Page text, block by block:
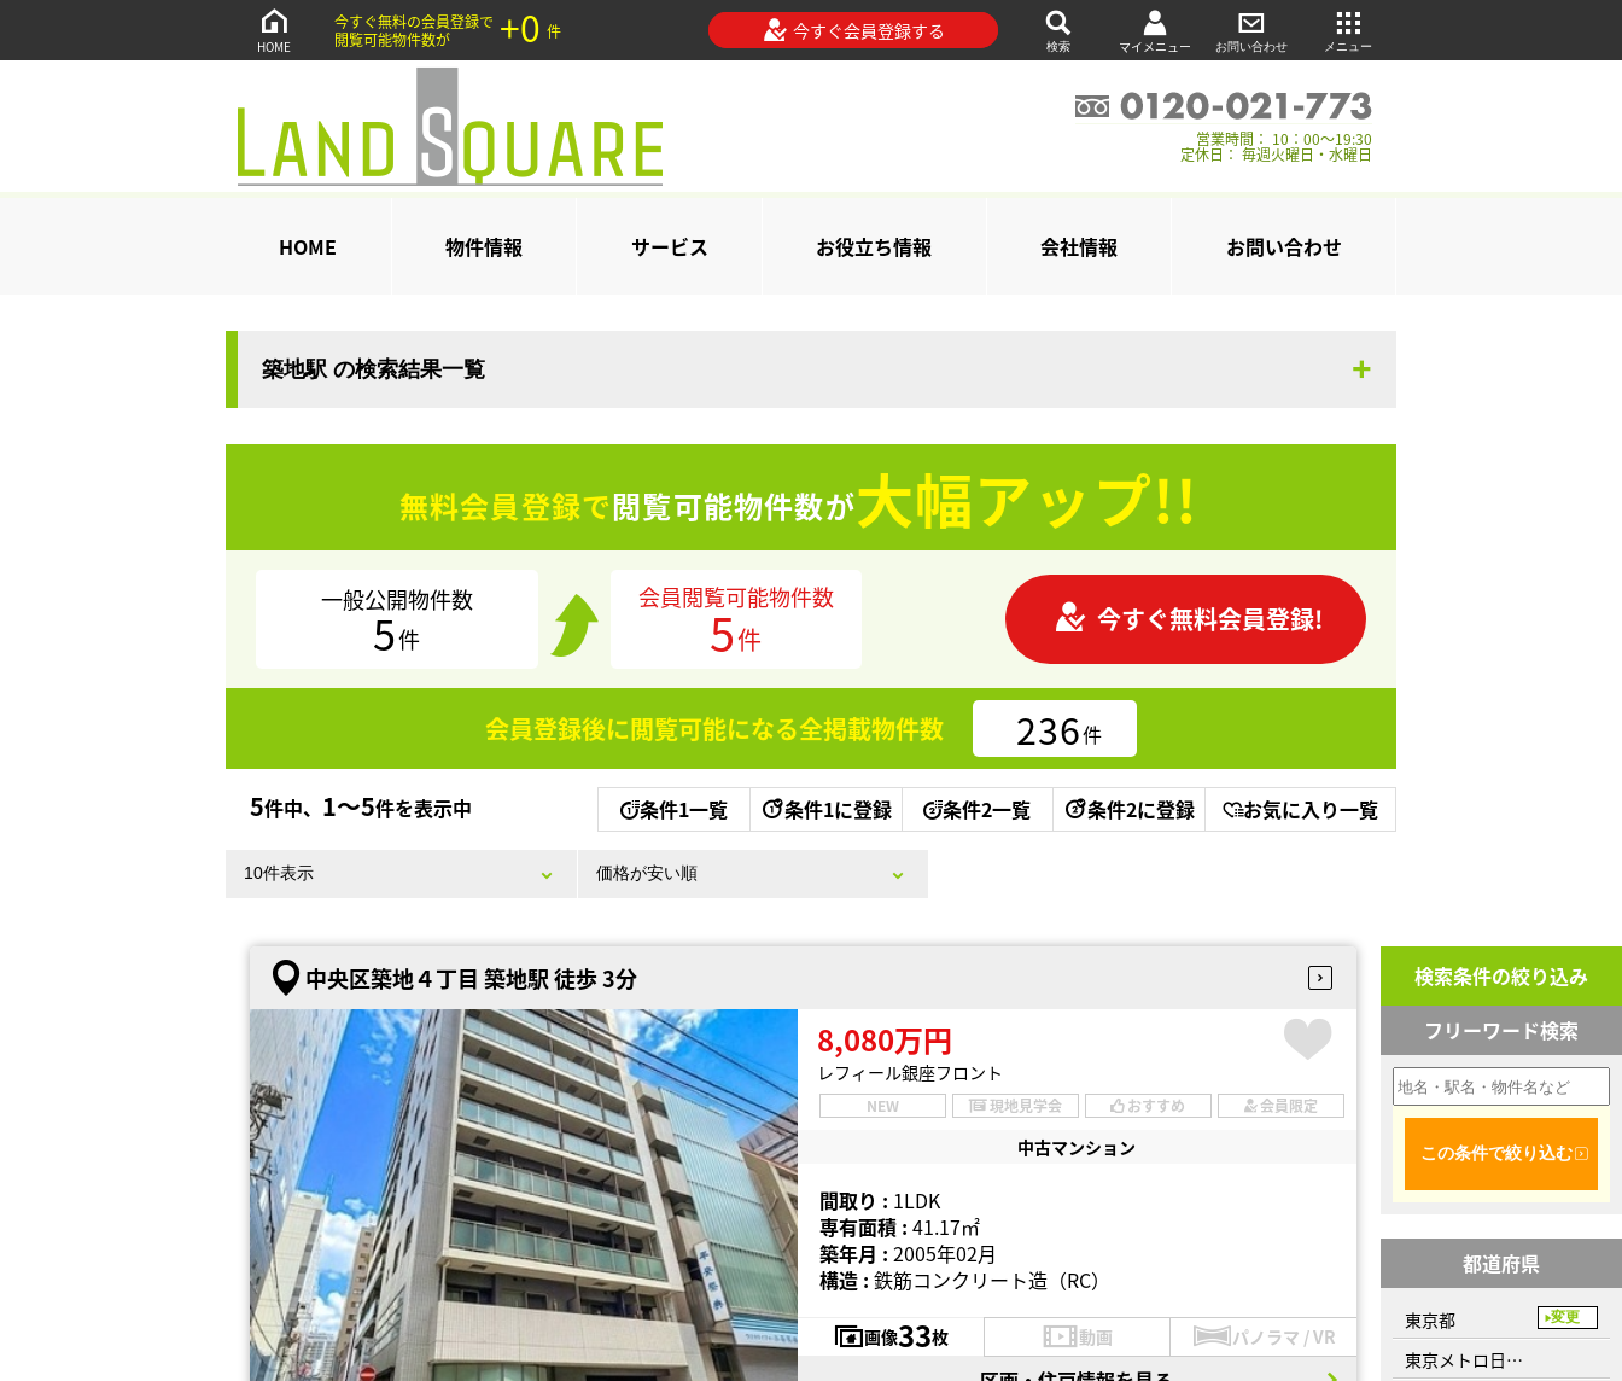
HOME
今すぐ無料の会員登録で
閲覧可能物件数が
+0 件 今すぐ会員登録する
検索 マイメニュー お問い合わせ メニュー
営業時間： 10：00～19:30
定休日： 毎週火曜日・水曜日
HOME 物件情報 サービス お役立ち情報 会社情報 お問い合わせ
築地駅 の検索結果一覧
無料会員登録で閲覧可能物件数が大幅アップ!!
一般公開物件数
5件
会員閲覧可能物件数
5件
今すぐ無料会員登録!
会員登録後に閲覧可能になる全掲載物件数 236件
5件中、 1〜5件を表示中 条件1一覧 条件1に登録 条件2一覧 条件2に登録 お気に入り一覧
中央区築地４丁目 築地駅 徒歩 3分
8,080万円
レフィール銀座フロント
NEW 現地見学会 おすすめ 会員限定
中古マンション
間取り : 1LDK
専有面積 : 41.17㎡
築年月 : 2005年02月
構造 : 鉄筋コンクリート造（RC）
画像33枚 動画 パノラマ / VR
検索条件の絞り込み
フリーワード検索
この条件で絞り込む
都道府県
東京都 変更
東京メトロ日比谷線、築地駅